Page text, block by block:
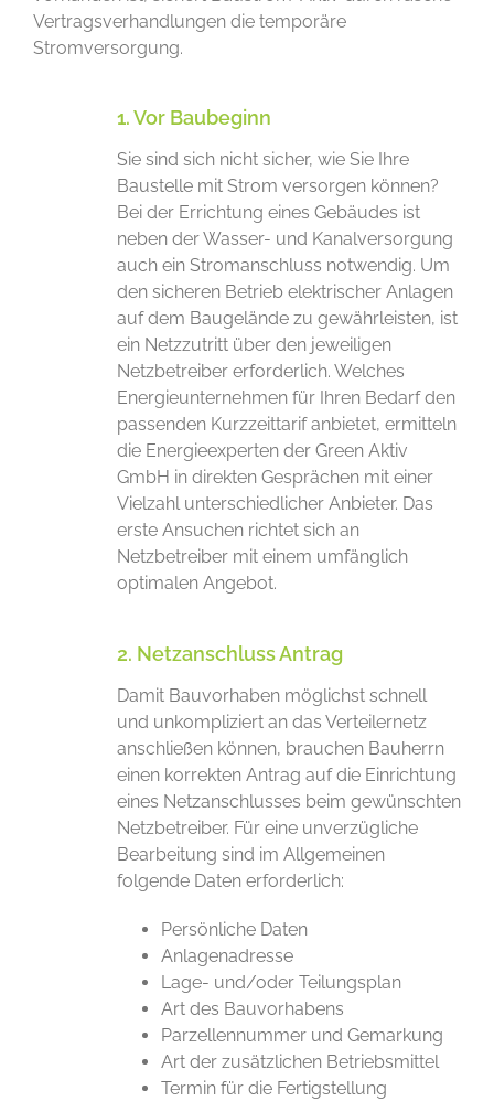
Vertragsverhandlungen die temporäre
Stromversorgung.
1. Vor Baubeginn
Sie sind sich nicht sicher, wie Sie Ihre
Baustelle mit Strom versorgen können?
Bei der Errichtung eines Gebäudes ist
neben der Wasser- und Kanalversorgung
auch ein Stromanschluss notwendig. Um
den sicheren Betrieb elektrischer Anlagen
auf dem Baugelände zu gewährleisten, ist
ein Netzzutritt über den jeweiligen
Netzbetreiber erforderlich. Welches
Energieunternehmen für Ihren Bedarf den
passenden Kurzzeittarif anbietet, ermitteln
die Energieexperten der Green Aktiv
GmbH in direkten Gesprächen mit einer
Vielzahl unterschiedlicher Anbieter. Das
erste Ansuchen richtet sich an
Netzbetreiber mit einem umfänglich
optimalen Angebot.
2. Netzanschluss Antrag
Damit Bauvorhaben möglichst schnell
und unkompliziert an das Verteilernetz
anschließen können, brauchen Bauherrn
einen korrekten Antrag auf die Einrichtung
eines Netzanschlusses beim gewünschten
Netzbetreiber. Für eine unverzügliche
Bearbeitung sind im Allgemeinen
folgende Daten erforderlich:
Persönliche Daten
Anlagenadresse
Lage- und/oder Teilungsplan
Art des Bauvorhabens
Parzellennummer und Gemarkung
Art der zusätzlichen Betriebsmittel
Termin für die Fertigstellung